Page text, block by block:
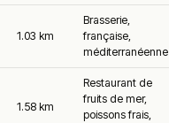
1.03 km
Brasserie,
française,
méditerranéenne
1.58 km
Restaurant de
fruits de mer,
poissons frais,